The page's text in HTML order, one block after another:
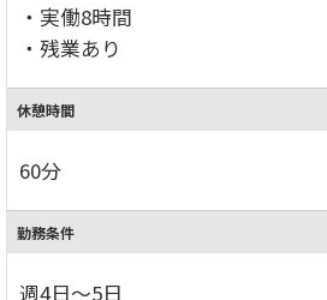
・実働8時間
・残業あり
休憩時間
60分
勤務条件
週4日～5日